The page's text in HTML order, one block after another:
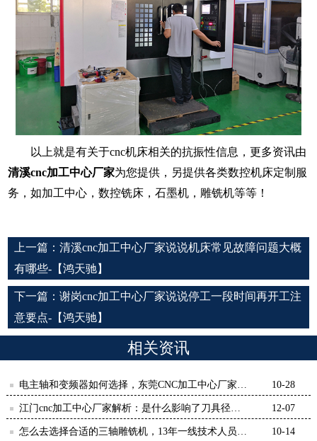
以上就是有关于cnc机床相关的抗振性信息，更多资讯由
清溪cnc加工中心厂家为您提供，另提供各类数控机床定制服
务，如加工中心，数控铣床，石墨机，雕铣机等等！
上一篇： 清溪cnc加工中心厂家说说机床常见故障问题大概
有哪些-【鸿天驰】
下一篇： 谢岗cnc加工中心厂家说说停工一段时间再开工注
意要点-【鸿天驰】
相关资讯
电主轴和变频器如何选择，东莞CNC加工中心厂家告
诉你-【鸿天驰】
10-28
江门cnc加工中心厂家解析：是什么影响了刀具径向
跳动-【鸿天驰】
12-07
怎么去选择合适的三轴雕铣机，13年一线技术人员告 10-14